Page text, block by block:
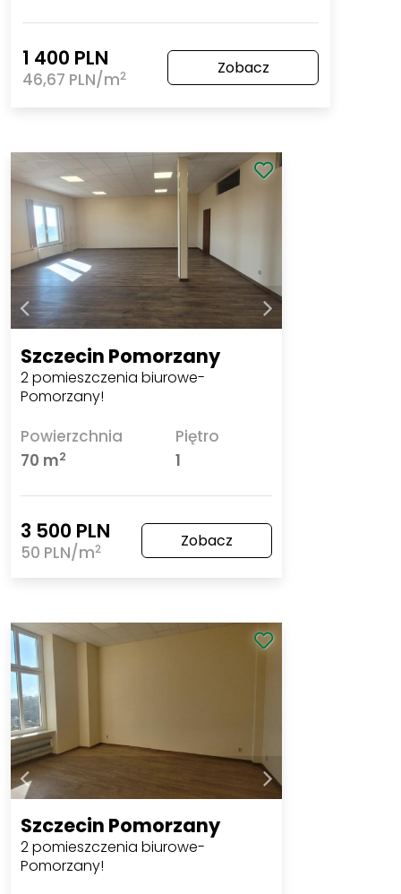
1 400 PLN
46,67 PLN/m2 Zobacz
Szczecin Pomorzany
2 pomieszczenia biurowe-
Pomorzany!
Powierzchnia
70 m2
Piętro
1
3 500 PLN
50 PLN/m2 Zobacz
Szczecin Pomorzany
2 pomieszczenia biurowe-
Pomorzany!